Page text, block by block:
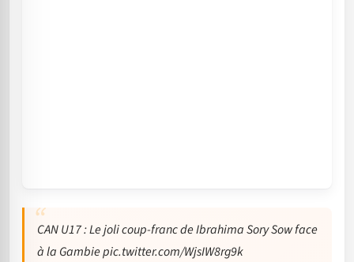
CAN U17 : Le joli coup-franc de Ibrahima Sory Sow face
à la Gambie pic.twitter.com/WjsIW8rg9k